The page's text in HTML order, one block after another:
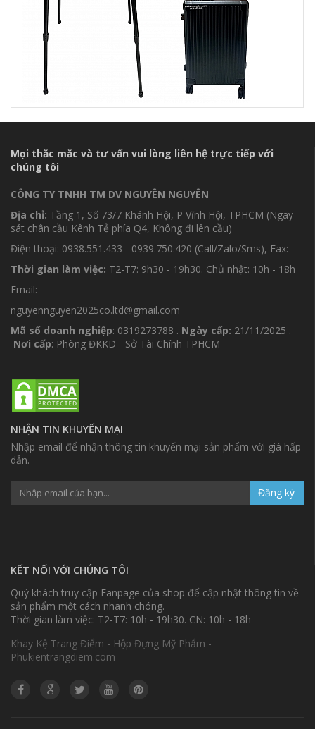
Mọi thắc mắc và tư vấn vui lòng liên hệ trực tiếp với
chúng tôi
CÔNG TY TNHH TM DV NGUYÊN NGUYÊN
Địa chỉ: Tầng 1, Số 73/7 Khánh Hội, P Vĩnh Hội, TPHCM (Ngay
sát chân cầu Kênh Tẻ phía Q4, Không đi lên cầu)
Điện thoại: 0938.551.433 - 0939.750.420 (Call/Zalo/Sms), Fax:
Thời gian làm việc: T2-T7: 9h30 - 19h30. Chủ nhật: 10h - 18h
Email:
nguyennguyen2025co.ltd@gmail.com
Mã số doanh nghiệp: 0319273788 . Ngày cấp: 21/11/2025 .
Nơi cấp: Phòng ĐKKD - Sở Tài Chính TPHCM
NHẬN TIN KHUYẾN MẠI
Nhập email để nhận thông tin khuyến mại sản phẩm với giá hấp
dẫn.
Đăng ký
KẾT NỐI VỚI CHÚNG TÔI
Quý khách truy cập Fanpage của shop để cập nhật thông tin về
sản phẩm một cách nhanh chóng.
Thời gian làm việc: T2-T7: 10h - 19h30. CN: 10h - 18h
Khay Kệ Trang Điểm - Hộp Đựng Mỹ Phẩm -
Phukientrangdiem.com